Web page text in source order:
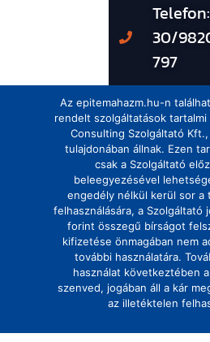
Telefon:
30/
797
Az epitemahazm.hu-n
rendelt szolgáltatások tartalmi
Consulting Szolgáltató
tulajdonában állnak. Ezen
csak a Szolgáltató
beleegyezésével
engedély nélkül kerül sor a
felhasználására, a Szolgáltató
forint összegű bírságot
kifizetése önmagában nem
további használatára.
használat következtében
szenved, jogában áll a kár
az illetéktelen